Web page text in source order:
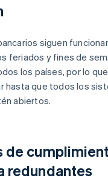
siguen
feriados y fines de
los países, por lo
hasta que todos los
abiertos.
de
redundantes